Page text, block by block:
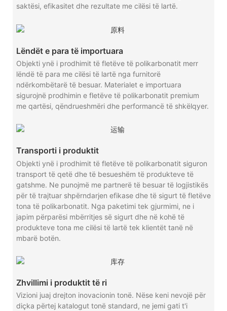
saktësi, efikasitet dhe rezultate me cilësi të lartë.
Lëndët e para të importuara
Objekti ynë i prodhimit të fletëve të polikarbonatit merr
lëndë të para me cilësi të lartë nga furnitorë
ndërkombëtarë të besuar. Materialet e importuara
sigurojnë prodhimin e fletëve të polikarbonatit premium
me qartësi, qëndrueshmëri dhe performancë të shkëlqyer.
Transporti i produktit
Objekti ynë i prodhimit të fletëve të polikarbonatit siguron
transport të qetë dhe të besueshëm të produkteve të
gatshme. Ne punojmë me partnerë të besuar të logjistikës
për të trajtuar shpërndarjen efikase dhe të sigurt të fletëve
tona të polikarbonatit. Nga paketimi tek gjurmimi, ne i
japim përparësi mbërritjes së sigurt dhe në kohë të
produkteve tona me cilësi të lartë tek klientët tanë në
mbarë botën.
Zhvillimi i produktit të ri
Vizioni juaj drejton inovacionin tonë. Nëse keni nevojë për
diçka përtej katalogut tonë standard, ne jemi gati t'i